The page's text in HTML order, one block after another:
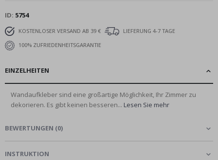
ID 5754
KOSTENLOSER VERSAND AB 39 €
LIEFERUNG 4-7 TAGE
100% ZUFRIEDENHEITSGARANTIE
EINZELHEITEN
Wandaufkleber sind eine großartige Möglichkeit, Ihr Zimmer zu
dekorieren. Es gibt keinen besseren... Lesen Sie mehr
BEWERTUNGEN (0)
INSTRUKTION